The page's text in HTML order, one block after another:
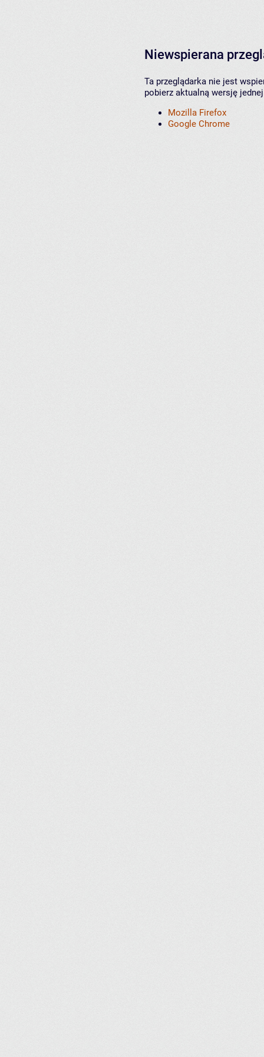
Niewspierana
Ta przeglądarka nie jest
pobierz aktualną wersję
Mozilla Firefox
Google Chrome